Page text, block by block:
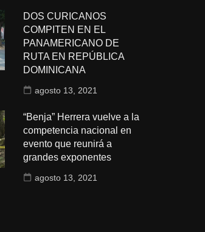
DOS CURICANOS
COMPITEN EN EL
PANAMERICANO DE
RUTA EN REPÚBLICA
DOMINICANA
agosto 13, 2021
“Benja” Herrera vuelve a la
competencia nacional en
evento que reunirá a
grandes exponentes
agosto 13, 2021